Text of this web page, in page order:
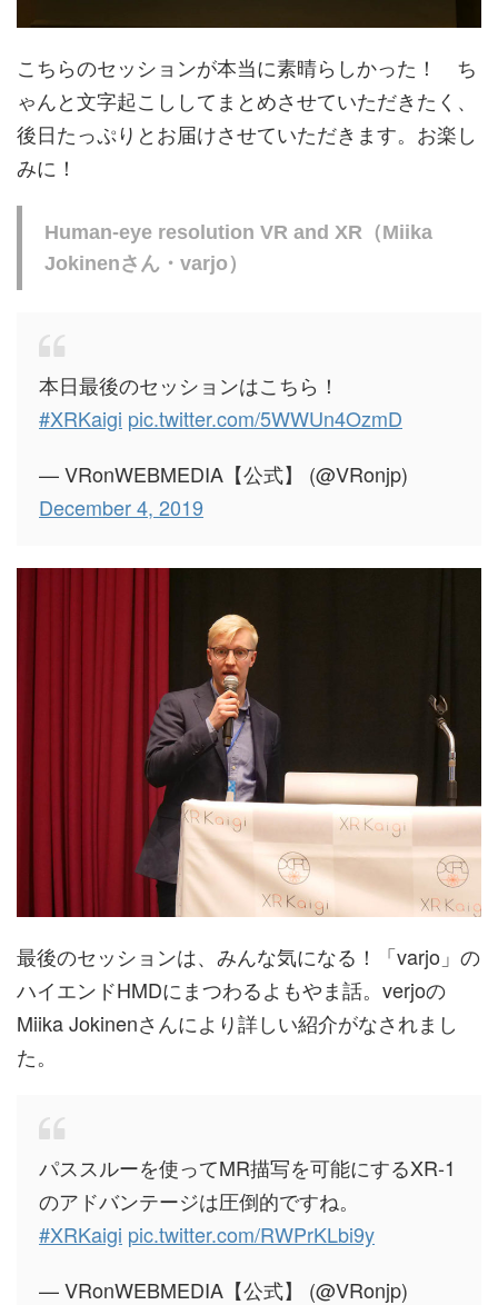
こちらのセッションが本当に素晴らしかった！ ち
ゃんと文字起こししてまとめさせていただきたく、
後日たっぷりとお届けさせていただきます。お楽し
みに！
Human-eye resolution VR and XR（Miika
Jokinenさん・varjo）
本日最後のセッションはこちら！
#XRKaigi pic.twitter.com/5WWUn4OzmD
— VRonWEBMEDIA【公式】 (@VRonjp)
December 4, 2019
最後のセッションは、みんな気になる！「varjo」の
ハイエンドHMDにまつわるよもやま話。verjoの
Miika Jokinenさんにより詳しい紹介がなされまし
た。
パススルーを使ってMR描写を可能にするXR-1
のアドバンテージは圧倒的ですね。
#XRKaigi pic.twitter.com/RWPrKLbi9y
— VRonWEBMEDIA【公式】 (@VRonjp)